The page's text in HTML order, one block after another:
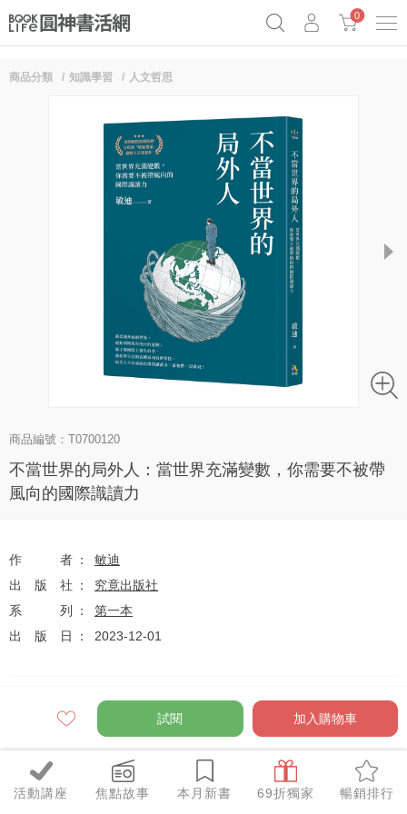
0
活動講座 焦點故事 本月新書 69折獨家 暢銷排行
商品分類 知識學習 人文哲思
next
商品編號：T0700120
不當世界的局外人：當世界充滿變數，你需要不被帶
風向的國際識讀力
作者
敏迪
出版社
究竟出版社
系列
第一本
出版日
2023-12-01
定價 $350
79折$277元
試閱 加入購物車